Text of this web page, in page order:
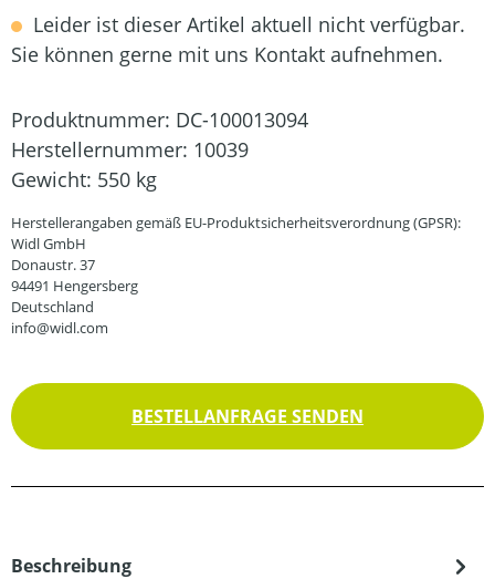
Leider ist dieser Artikel aktuell nicht verfügbar.
Sie können gerne mit uns Kontakt aufnehmen.
Produktnummer: DC-100013094
Herstellernummer: 10039
Gewicht: 550 kg
Herstellerangaben gemäß EU-Produktsicherheitsverordnung (GPSR):
Widl GmbH
Donaustr. 37
94491 Hengersberg
Deutschland
info@widl.com
BESTELLANFRAGE SENDEN
Beschreibung